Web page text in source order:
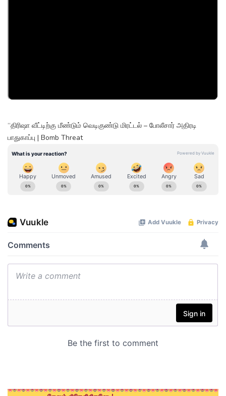
“திரிஷா வீட்டிற்கு மீண்டும் வெடிகுண்டு மிரட்டல் – போலீசார் அதிரடி
பாதுகாப்பு | Bomb Threat